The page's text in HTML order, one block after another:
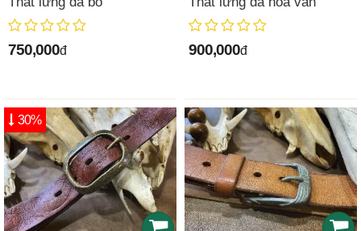
750,000đ 900,000đ
30%